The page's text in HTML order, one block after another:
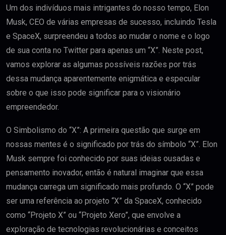
Um dos indivíduos mais intrigantes do nosso tempo, Elon
Musk, CEO de várias empresas de sucesso, incluindo Tesla
e SpaceX, surpreendeu a todos ao mudar o nome e o logo
de sua conta no Twitter para apenas um “X”. Neste post,
vamos explorar as algumas possíveis razões por trás
dessa mudança aparentemente enigmática e especular
sobre o que isso pode significar para o visionário
empreendedor.
O Simbolismo do “X”: A primeira questão que surge em
nossas mentes é o significado por trás do símbolo “X”. Elon
Musk sempre foi conhecido por suas ideias ousadas e
pensamento inovador, então é natural imaginar que essa
mudança carrega um significado mais profundo. O “X” pode
ser uma referência ao projeto “X” da SpaceX, conhecido
como “Projeto X” ou “Projeto Xero”, que envolve a
exploração de tecnologias revolucionárias e conceitos